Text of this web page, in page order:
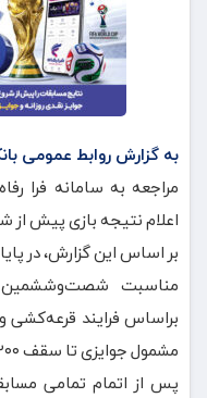
به گزارش روابط عمومی
مراجعه به سامانه فرا
اعلام نتیجه بازی پیش از
مناسبت شصت‌وششمین
براساس فرایند
مشمول جوایزی تا سقف ۲۰۰ میلیون ریال می‌شوند.